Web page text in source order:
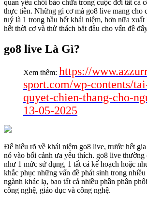
quan yếu chối bào chữa trong cuộc đời tất cả
thực tiễn. Những gì cơ mà go8 live mang cho
tuý là 1 trong hầu hết khái niệm, hơn nữa xuất
hết thời cơ và thử thách bắt đầu cho vấn đề
go8 live Là Gì?
Xem thêm: https://
sport.com/wp-contents/
quyet-chien-thang-cho-
13-05-2025
Để hiểu rõ về khái niệm go8 live, trước hết
nó vào bối cảnh ưa yêu thích. go8 live thường
như 1 mức sử dụng, 1 tất cả kế hoạch hoặc
khắc phục những vấn đề phát sinh trong
ngành khác lạ, bao tất cả nhiều phần phân
công nghệ, giáo dục và công nghệ.